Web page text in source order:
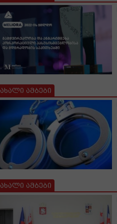
ახალი ამბები
ახალი ამბები